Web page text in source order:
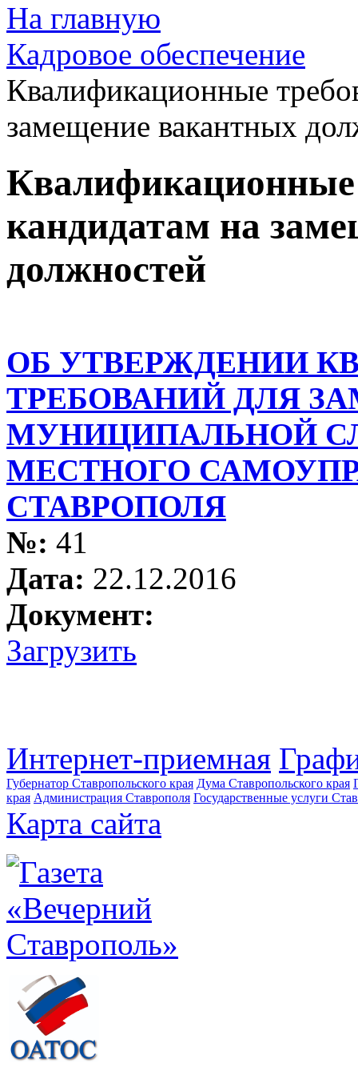
На главную
Кадровое обеспечение
Квалификационные
замещение вакантных
Квалификационные
кандидатам на
должностей
ОБ УТВЕРЖДЕНИИ
ТРЕБОВАНИЙ ДЛЯ
МУНИЦИПАЛЬНОЙ
МЕСТНОГО
СТАВРОПОЛЯ
№: 41
Дата: 22.12.2016
Документ:
Загрузить
Интернет-приемная
Губернатор Ставропольского края Дума Ставропольского края
края Администрация Ставрополя Государственные услуги
Карта сайта